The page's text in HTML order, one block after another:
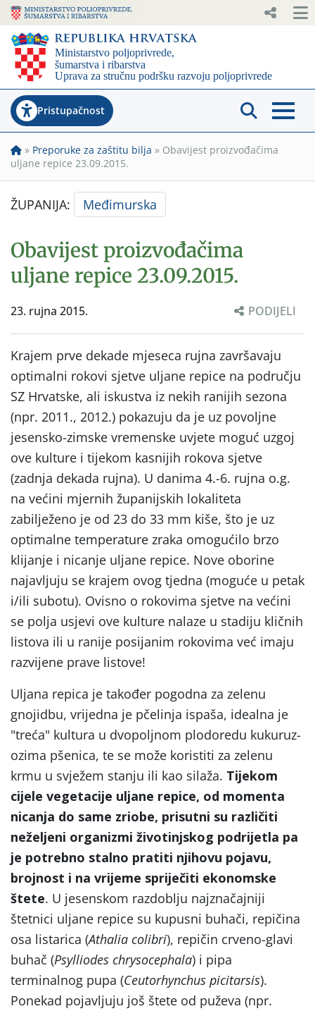
Pristupačnost
» Preporuke za zaštitu bilja » Obavijest proizvođačima
uljane repice 23.09.2015.
ŽUPANIJA: Međimurska
Obavijest proizvođačima
uljane repice 23.09.2015.
23. rujna 2015. PODIJELI
Krajem prve dekade mjeseca rujna završavaju
optimalni rokovi sjetve uljane repice na području
SZ Hrvatske, ali iskustva iz nekih ranijih sezona
(npr. 2011., 2012.) pokazuju da je uz povoljne
jesensko-zimske vremenske uvjete moguć uzgoj
ove kulture i tijekom kasnijih rokova sjetve
(zadnja dekada rujna). U danima 4.-6. rujna o.g.
na većini mjernih županijskih lokaliteta
zabilježeno je od 23 do 33 mm kiše, što je uz
optimalne temperature zraka omogućilo brzo
klijanje i nicanje uljane repice. Nove oborine
najavljuju se krajem ovog tjedna (moguće u petak
i/ili subotu). Ovisno o rokovima sjetve na većini
se polja usjevi ove kulture nalaze u stadiju kličnih
listova ili u ranije posijanim rokovima već imaju
razvijene prave listove!
Uljana repica je također pogodna za zelenu
gnojidbu, vrijedna je pčelinja ispaša, idealna je
"treća" kultura u dvopoljnom plodoredu kukuruz-
ozima pšenica, te se može koristiti za zelenu
krmu u svježem stanju ili kao silaža. Tijekom
cijele vegetacije uljane repice, od momenta
nicanja do same zriobe, prisutni su različiti
neželjeni organizmi životinjskog podrijetla pa
je potrebno stalno pratiti njihovu pojavu,
brojnost i na vrijeme spriječiti ekonomske
štete. U jesenskom razdoblju najznačajniji
štetnici uljane repice su kupusni buhači, repičina
osa listarica (Athalia colibri), repičin crveno-glavi
buhač (Psylliodes chrysocephala) i pipa
terminalnog pupa (Ceutorhynchus picitarsis).
Ponekad pojavljuju još štete od puževa (npr.